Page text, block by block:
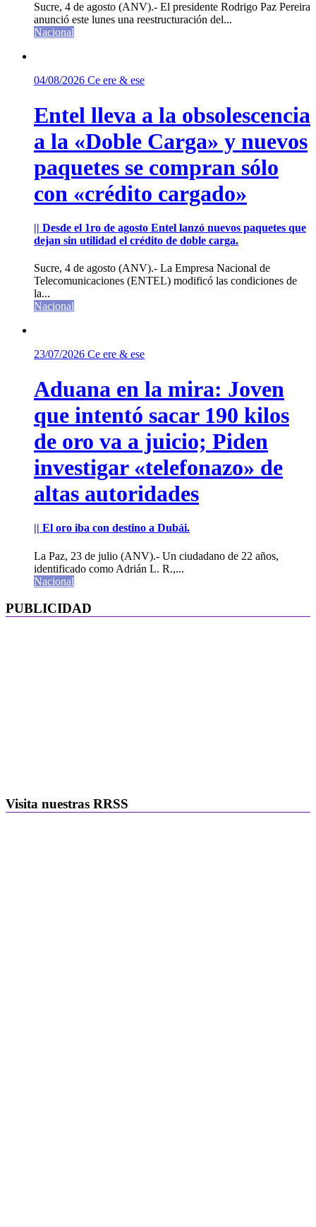
Sucre, 4 de agosto (ANV).- El presidente Rodrigo Paz Pereira
anunció este lunes una reestructuración del...
Nacional
04/08/2026 Ce ere & ese
Entel lleva a la obsolescencia
a la «Doble Carga» y nuevos
paquetes se compran sólo
con «crédito cargado»
|| Desde el 1ro de agosto Entel lanzó nuevos paquetes que
dejan sin utilidad el crédito de doble carga.
Sucre, 4 de agosto (ANV).- La Empresa Nacional de
Telecomunicaciones (ENTEL) modificó las condiciones de
la...
Nacional
23/07/2026 Ce ere & ese
Aduana en la mira: Joven
que intentó sacar 190 kilos
de oro va a juicio; Piden
investigar «telefonazo» de
altas autoridades
|| El oro iba con destino a Dubái.
La Paz, 23 de julio (ANV).- Un ciudadano de 22 años,
identificado como Adrián L. R.,...
Nacional
PUBLICIDAD
Visita nuestras RRSS